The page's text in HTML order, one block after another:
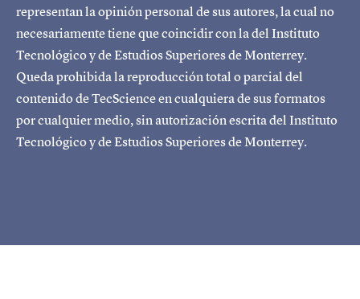
representan la opinión personal de sus autores, la cual no
necesariamente tiene que coincidir con la del Instituto
Tecnológico y de Estudios Superiores de Monterrey.
Queda prohibida la reproducción total o parcial del
contenido de TecScience en cualquiera de sus formatos
por cualquier medio, sin autorización escrita del Instituto
Tecnológico y de Estudios Superiores de Monterrey.